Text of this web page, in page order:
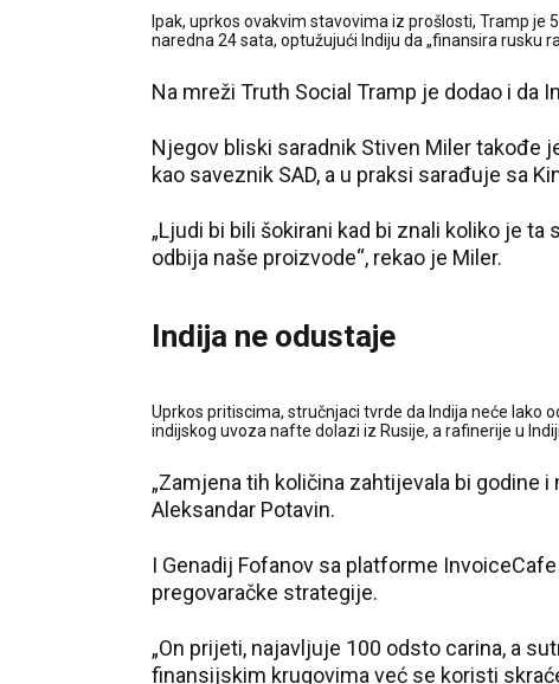
Ipak, uprkos ovakvim stavovima iz prošlosti, Tramp je
naredna 24 sata, optužujući Indiju da „finansira rusku
Na mreži Truth Social Tramp je dodao i da
Njegov bliski saradnik Stiven Miler takođe
kao saveznik SAD, a u praksi sarađuje sa
„Ljudi bi bili šokirani kad bi znali koliko je
odbija naše proizvode“, rekao je Miler.
Indija ne odustaje
Uprkos pritiscima, stručnjaci tvrde da Indija neće lako
indijskog uvoza nafte dolazi iz Rusije, a rafinerije u
„Zamjena tih količina zahtijevala bi godine
Aleksandar Potavin.
I Genadij Fofanov sa platforme
pregovaračke strategije.
„On prijeti, najavljuje 100 odsto carina, a
finansijskim krugovima već se koristi